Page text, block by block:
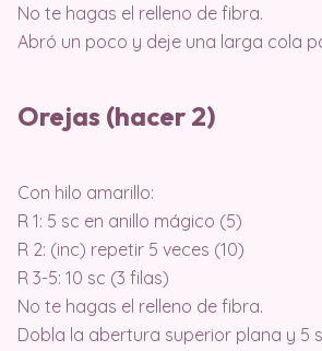
No te hagas el relleno de fibra.
Abró un poco y deje una larga cola
Orejas (hacer 2)
Con hilo amarillo:
R 1: 5 sc en anillo mágico (5)
R 2: (inc) repetir 5 veces (10)
R 3-5: 10 sc (3 filas)
No te hagas el relleno de fibra.
Dobla la abertura superior plana y 5